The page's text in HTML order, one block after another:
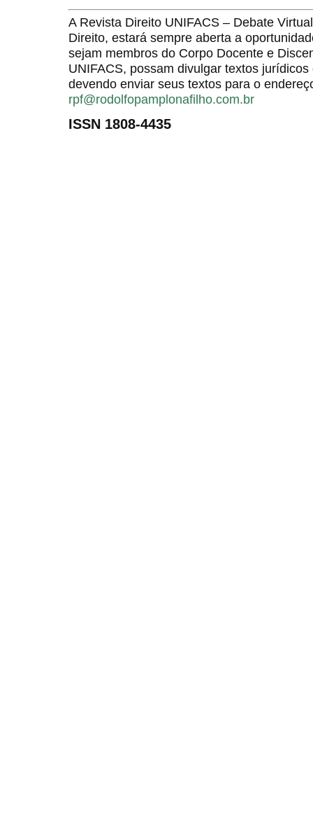
A Revista Direito UNIFACS – Debate
Direito, estará sempre aberta a
sejam membros do Corpo Docente e
UNIFACS, possam divulgar textos
devendo enviar seus textos para o
rpf@rodolfopamplonafilho.com.br
ISSN 1808-4435